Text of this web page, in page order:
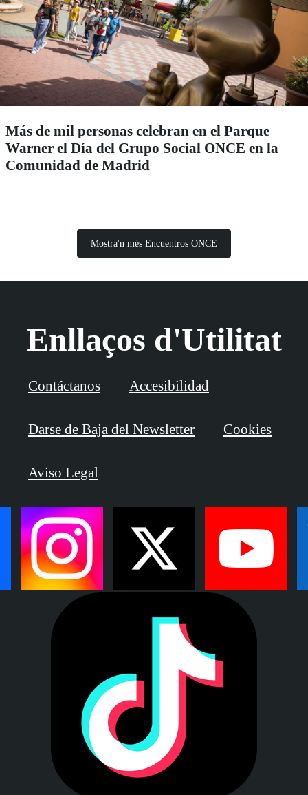
Más de mil personas celebran en el Parque
Warner el Día del Grupo Social ONCE en la
Comunidad de Madrid
Mostra'n més Encuentros ONCE
Enllaços d'Utilitat
Contáctanos Accesibilidad
Darse de Baja del Newsletter Cookies
Aviso Legal